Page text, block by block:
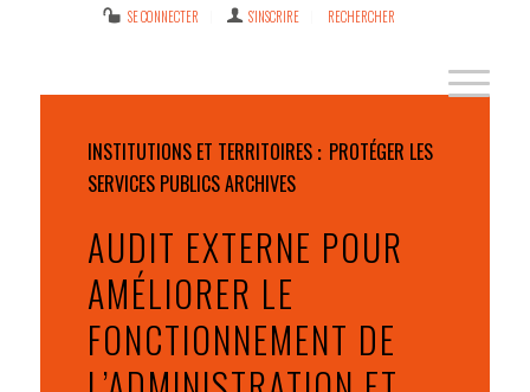
SE CONNECTER S’INSCRIRE RECHERCHER
INSTITUTIONS ET TERRITOIRES
PROTÉGER LES
SERVICES PUBLICSARCHIVES
AUDIT EXTERNE POUR
AMÉLIORER LE
FONCTIONNEMENT DE